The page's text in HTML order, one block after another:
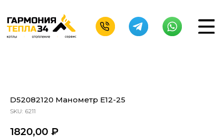
D52082120 Манометр Е12-25
SKU: 6211
1820,00 ₽